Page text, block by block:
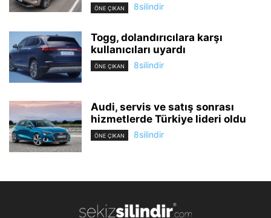
ÖNE ÇIKAN 8silindir
Togg, dolandırıcılara karşı
kullanıcıları uyardı
ÖNE ÇIKAN 8silindir
Audi, servis ve satış sonrası
hizmetlerde Türkiye lideri oldu
ÖNE ÇIKAN 8silindir